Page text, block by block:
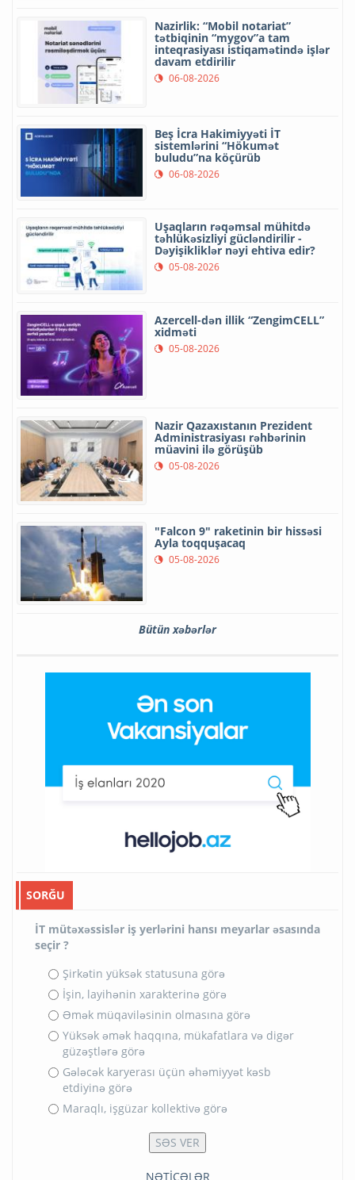
Nazirlik: “Mobil notariat”
tətbiqinin “mygov”a tam
inteqrasiyası istiqamətində işlər
davam etdirilir
06-08-2026
Beş İcra Hakimiyyəti İT
sistemlərini “Hökumət
buludu”na köçürüb
06-08-2026
Uşaqların rəqəmsal mühitdə
təhlükəsizliyi gücləndirilir -
Dəyişikliklər nəyi ehtiva edir?
05-08-2026
Azercell-dən illik “ZengimCELL”
xidməti
05-08-2026
Nazir Qazaxıstanın Prezident
Administrasiyası rəhbərinin
müavini ilə görüşüb
05-08-2026
"Falcon 9" raketinin bir hissəsi
Ayla toqquşacaq
05-08-2026
Bütün xəbərlər
SORĞU
İT mütəxəssislər iş yerlərini hansı meyarlar əsasında
seçir ?
Şirkətin yüksək statusuna görə
İşin, layihənin xarakterinə görə
Əmək müqaviləsinin olmasına görə
Yüksək əmək haqqına, mükafatlara və digər
güzəştlərə görə
Gələcək karyerası üçün əhəmiyyət kəsb
etdiyinə görə
Maraqlı, işgüzar kollektivə görə
NƏTİCƏLƏR